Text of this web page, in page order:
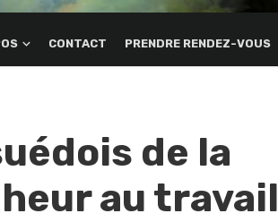
CONTACT PRENDRE RENDEZ-VOUS
de la
au travail